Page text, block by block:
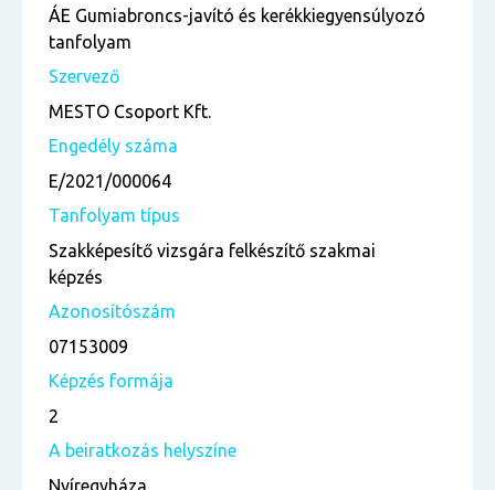
ÁE Gumiabroncs-javító és kerékkiegyensúlyozó
tanfolyam
Szervező
MESTO Csoport Kft.
Engedély száma
E/2021/000064
Tanfolyam típus
Szakképesítő vizsgára felkészítő szakmai
képzés
Azonosítószám
07153009
Képzés formája
2
A beiratkozás helyszíne
Nyíregyháza